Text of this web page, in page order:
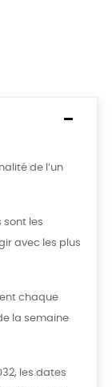
de l’un
sont les
avec les plus
chaque
la semaine
les dates